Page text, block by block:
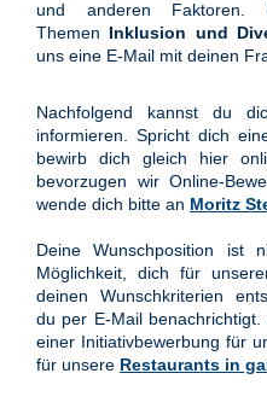
und anderen
Themen Inklusion und
uns eine E-Mail mit deinen
Nachfolgend kannst du
informieren. Spricht dich
bewirb dich gleich hier
bevorzugen wir Online-
wende dich bitte an Moritz
Deine Wunschposition ist
Möglichkeit, dich für
deinen Wunschkriterien
du per E-Mail
einer Initiativbewerbung für
für unsere Restaurants in